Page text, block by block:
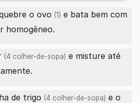
o ovo (1) e bata bem com
homogêneo.
(4 colher-de-sopa) e misture até
de trigo (4 colher-de-sopa) e o